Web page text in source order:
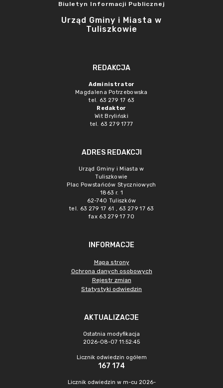
Biuletyn Informacji Publicznej
Urząd Gminy i Miasta w
Tuliszkowie
REDAKCJA
Administrator
Magdalena Potrzebowska
tel. 63 279 17 63
Redaktor
Wit Bryliński
tel. 63 279 1777
ADRES REDAKCJI
Urząd Gminy i Miasta w
Tuliszkowie
Plac Powstańców Styczniowych
1863 r. 1
62-740 Tuliszków
tel. 63 279 17 61 , 63 279 17 63
fax 63 279 17 70
INFORMACJE
Mapa strony
Ochrona danych osobowych
Rejestr zmian
Statystyki odwiedzin
AKTUALIZACJE
Ostatnia modyfikacja
2026-08-07 11:52:45
Licznik odwiedzin ogółem
167 174
Licznik odwiedzin w m-cu 2026-